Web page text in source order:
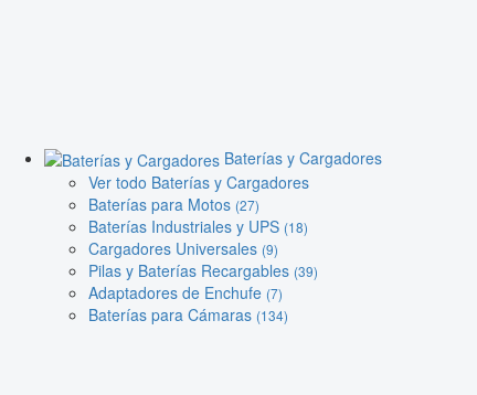
Baterías y Cargadores
Ver todo Baterías y Cargadores
Baterías para Motos (27)
Baterías Industriales y UPS (18)
Cargadores Universales (9)
Pilas y Baterías Recargables (39)
Adaptadores de Enchufe (7)
Baterías para Cámaras (134)